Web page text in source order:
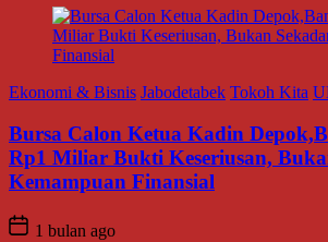
Ekonomi & Bisnis Jabodetabek Tokoh Kita
Bursa Calon Ketua Kadin
Rp1 Miliar Bukti Keseriusan,
Kemampuan Finansial
1 bulan ago